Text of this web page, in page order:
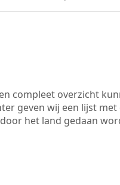
compleet overzicht
geven wij een lijst
het land gedaan